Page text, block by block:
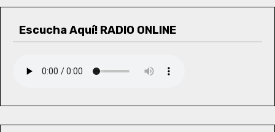
Escucha Aquí! RADIO ONLINE